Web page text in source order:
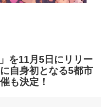
を11月5日にリリー
自身初となる5都市
も決定！